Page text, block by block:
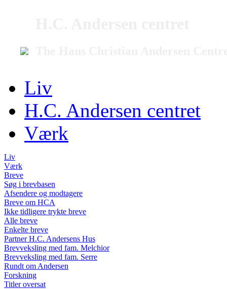
Liv
H.C. Andersen centret
Værk
Liv
Værk
Breve
Søg i brevbasen
Afsendere og modtagere
Breve om HCA
Ikke tidligere trykte breve
Alle breve
Enkelte breve
Partner H.C. Andersens Hus
Brevveksling med fam. Melchior
Brevveksling med fam. Serre
Rundt om Andersen
Forskning
Titler oversat